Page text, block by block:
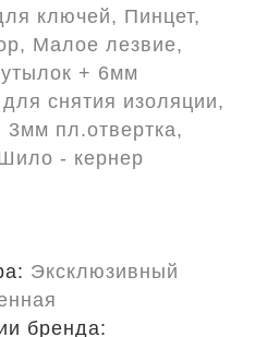
ключей, Пинцет,
Малое лезвие,
+ 6мм
снятия изоляции,
пл.отвертка,
- кернер
Эксклюзивный
бренда: